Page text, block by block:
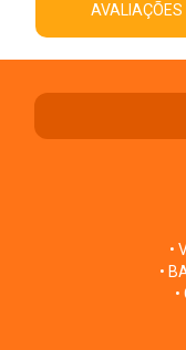
AVALIAÇÕES
•
•